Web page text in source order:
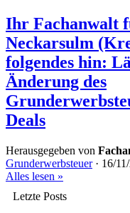
Ihr Fachanwalt
Neckarsulm
folgendes hin:
Änderung des
Deals
Herausgegeben von
Grunderwerbsteuer· 16/
Alles lesen »
Letzte Posts